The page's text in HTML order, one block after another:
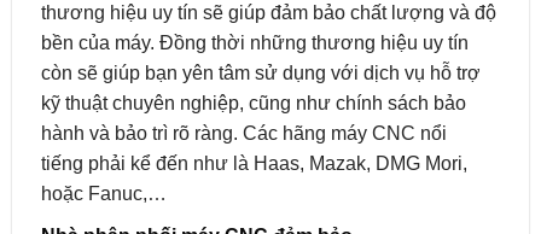
thương hiệu uy tín sẽ giúp đảm bảo chất lượng và độ
bền của máy. Đồng thời những thương hiệu uy tín
còn sẽ giúp bạn yên tâm sử dụng với dịch vụ hỗ trợ
kỹ thuật chuyên nghiệp, cũng như chính sách bảo
hành và bảo trì rõ ràng. Các hãng máy CNC nổi
tiếng phải kể đến như là Haas, Mazak, DMG Mori,
hoặc Fanuc,…